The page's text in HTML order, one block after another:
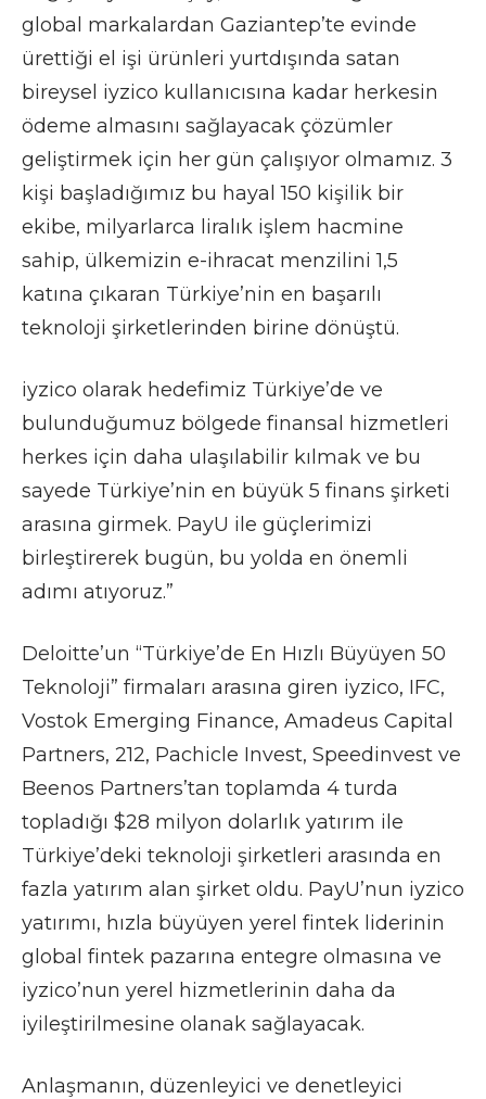
global markalardan Gaziantep’te evinde
ürettiği el işi ürünleri yurtdışında satan
bireysel iyzico kullanıcısına kadar herkesin
ödeme almasını sağlayacak çözümler
geliştirmek için her gün çalışıyor olmamız. 3
kişi başladığımız bu hayal 150 kişilik bir
ekibe, milyarlarca liralık işlem hacmine
sahip, ülkemizin e-ihracat menzilini 1,5
katına çıkaran Türkiye’nin en başarılı
teknoloji şirketlerinden birine dönüştü.
iyzico olarak hedefimiz Türkiye’de ve
bulunduğumuz bölgede finansal hizmetleri
herkes için daha ulaşılabilir kılmak ve bu
sayede Türkiye’nin en büyük 5 finans şirketi
arasına girmek. PayU ile güçlerimizi
birleştirerek bugün, bu yolda en önemli
adımı atıyoruz.”
Deloitte’un “Türkiye’de En Hızlı Büyüyen 50
Teknoloji” firmaları arasına giren iyzico, IFC,
Vostok Emerging Finance, Amadeus Capital
Partners, 212, Pachicle Invest, Speedinvest ve
Beenos Partners’tan toplamda 4 turda
topladığı $28 milyon dolarlık yatırım ile
Türkiye’deki teknoloji şirketleri arasında en
fazla yatırım alan şirket oldu. PayU’nun iyzico
yatırımı, hızla büyüyen yerel fintek liderinin
global fintek pazarına entegre olmasına ve
iyzico’nun yerel hizmetlerinin daha da
iyileştirilmesine olanak sağlayacak.
Anlaşmanın, düzenleyici ve denetleyici